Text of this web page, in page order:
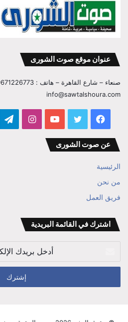
عنوان موقع صوت الشورى
info@sawtalshoura.com
فيسبوك تويتر يوتيوب انستقرام
عن صوت الشورى
الرئيسية
من نحن
فريق العمل
اشترك في القائمة البريدية
الإلكتروني